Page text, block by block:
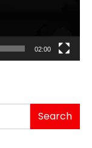
02:00
Search